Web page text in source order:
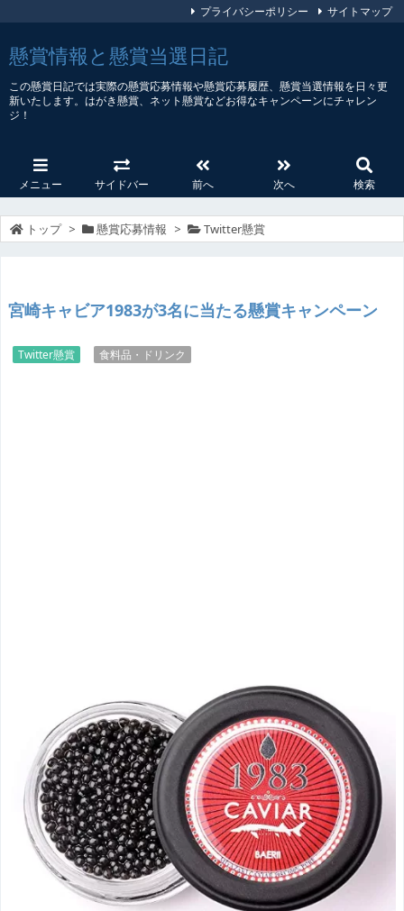
懸賞情報と懸賞当選日記
この懸賞日記では実際の懸賞応募情報や懸賞応募履歴、懸賞当選情報を日々更
新いたします。はがき懸賞、ネット懸賞などお得なキャンペーンにチャレン
ジ！
メニュー サイドバー 前へ 次へ 検索
プライバシーポリシー サイトマップ
トップ > 懸賞応募情報 > Twitter懸賞
宮崎キャビア1983が3名に当たる懸賞キャンペーン
Twitter懸賞 食料品・ドリンク